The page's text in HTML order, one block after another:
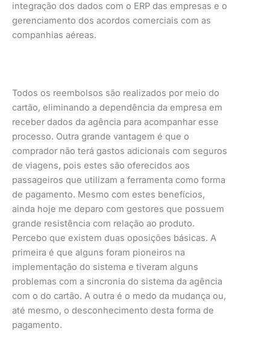
integração dos dados com o ERP das empresas e o
gerenciamento dos acordos comerciais com as
companhias aéreas.
Todos os reembolsos são realizados por meio do
cartão, eliminando a dependência da empresa em
receber dados da agência para acompanhar esse
processo. Outra grande vantagem é que o
comprador não terá gastos adicionais com seguros
de viagens, pois estes são oferecidos aos
passageiros que utilizam a ferramenta como forma
de pagamento. Mesmo com estes benefícios,
ainda hoje me deparo com gestores que possuem
grande resistência com relação ao produto.
Percebo que existem duas oposições básicas. A
primeira é que alguns foram pioneiros na
implementação do sistema e tiveram alguns
problemas com a sincronia do sistema da agência
com o do cartão. A outra é o medo da mudança ou,
até mesmo, o desconhecimento desta forma de
pagamento.